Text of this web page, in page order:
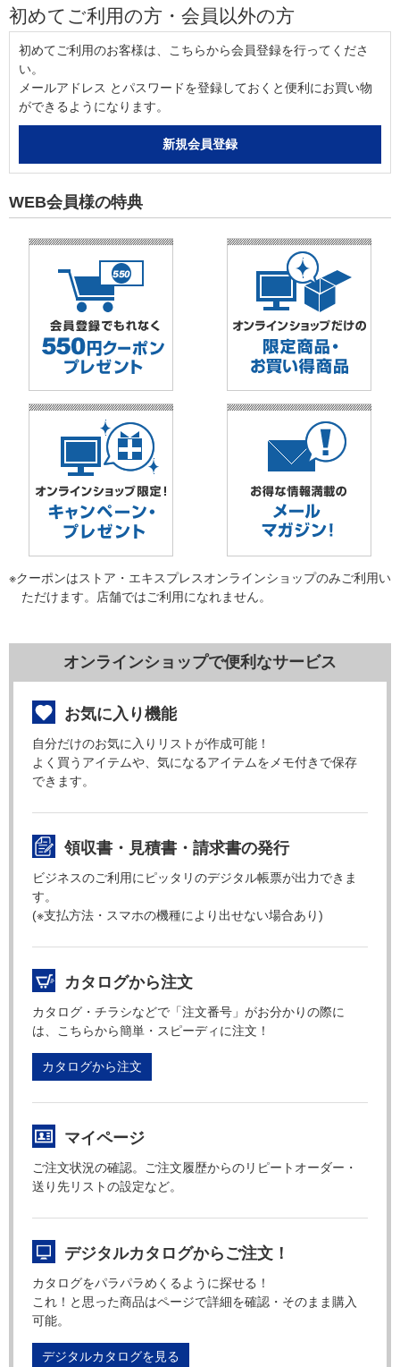
初めてご利用の方・会員以外の方
初めてご利用のお客様は、こちらから会員登録を行ってくださ
い。
メールアドレス とパスワードを登録しておくと便利にお買い物
ができるようになります。
WEB会員様の特典
※クーポンはストア・エキスプレスオンラインショップのみご利用い
ただけます。店舗ではご利用になれません。
オンラインショップで便利なサービス
お気に入り機能
自分だけのお気に入りリストが作成可能！
よく買うアイテムや、気になるアイテムをメモ付きで保存
できます。
領収書・見積書・請求書の発行
ビジネスのご利用にピッタリのデジタル帳票が出力できま
す。
(※支払方法・スマホの機種により出せない場合あり)
カタログから注文
カタログ・チラシなどで「注文番号」がお分かりの際に
は、こちらから簡単・スピーディに注文！
カタログから注文
マイページ
ご注文状況の確認。ご注文履歴からのリピートオーダー・
送り先リストの設定など。
デジタルカタログからご注文！
カタログをパラパラめくるように探せる！
これ！と思った商品はページで詳細を確認・そのまま購入
可能。
デジタルカタログを見る